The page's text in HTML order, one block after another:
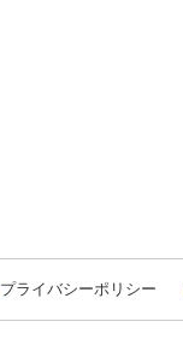
プライバシーポリシー